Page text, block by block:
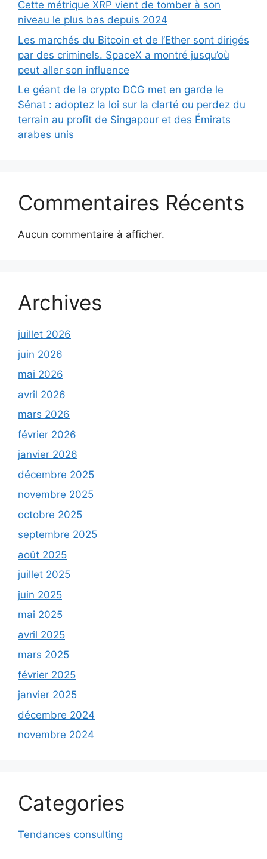
Cette métrique XRP vient de tomber à son
niveau le plus bas depuis 2024
Les marchés du Bitcoin et de l’Ether sont dirigés
par des criminels. SpaceX a montré jusqu’où
peut aller son influence
Le géant de la crypto DCG met en garde le
Sénat : adoptez la loi sur la clarté ou perdez du
terrain au profit de Singapour et des Émirats
arabes unis
Commentaires Récents
Aucun commentaire à afficher.
Archives
juillet 2026
juin 2026
mai 2026
avril 2026
mars 2026
février 2026
janvier 2026
décembre 2025
novembre 2025
octobre 2025
septembre 2025
août 2025
juillet 2025
juin 2025
mai 2025
avril 2025
mars 2025
février 2025
janvier 2025
décembre 2024
novembre 2024
Categories
Tendances consulting